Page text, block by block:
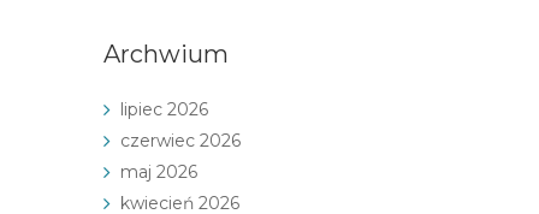
Archwium
lipiec 2026
czerwiec 2026
maj 2026
kwiecień 2026